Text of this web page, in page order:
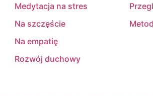
Medytacja na stres
Na szczęście
Na empatię
Rozwój duchowy